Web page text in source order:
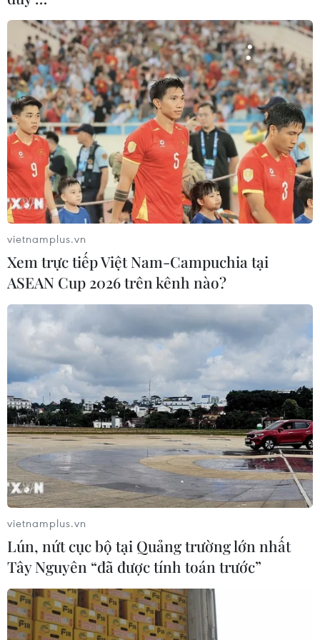
vietnamplus.vn
Xem trực tiếp Việt Nam-Campuchia tại
ASEAN Cup 2026 trên kênh nào?
vietnamplus.vn
Lún, nứt cục bộ tại Quảng trường lớn nhất
Tây Nguyên “đã được tính toán trước”